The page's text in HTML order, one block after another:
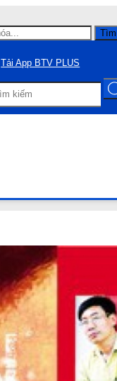
Tìm
Tải App BTV PLUS